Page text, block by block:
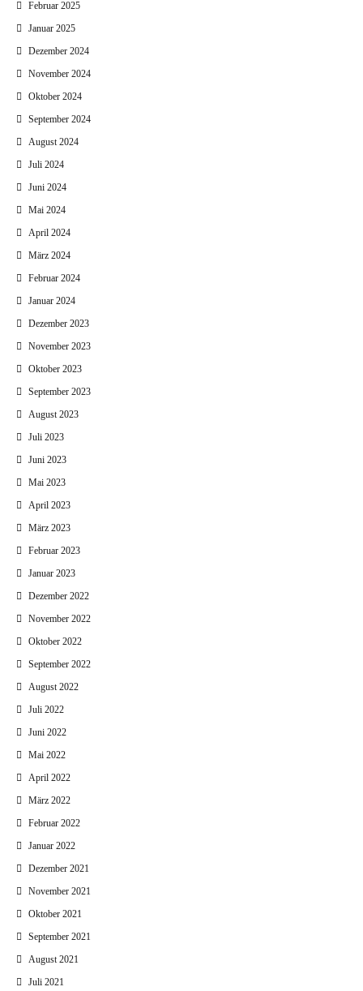
Februar 2025
Januar 2025
Dezember 2024
November 2024
Oktober 2024
September 2024
August 2024
Juli 2024
Juni 2024
Mai 2024
April 2024
März 2024
Februar 2024
Januar 2024
Dezember 2023
November 2023
Oktober 2023
September 2023
August 2023
Juli 2023
Juni 2023
Mai 2023
April 2023
März 2023
Februar 2023
Januar 2023
Dezember 2022
November 2022
Oktober 2022
September 2022
August 2022
Juli 2022
Juni 2022
Mai 2022
April 2022
März 2022
Februar 2022
Januar 2022
Dezember 2021
November 2021
Oktober 2021
September 2021
August 2021
Juli 2021